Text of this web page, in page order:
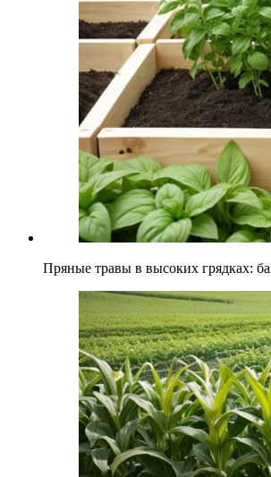
Пряные травы в высоких грядках: